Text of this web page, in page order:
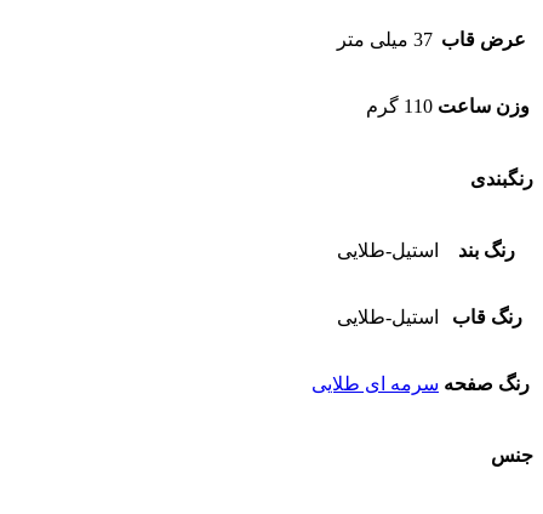
عرض قاب 37 میلی متر
وزن ساعت 110 گرم
رنگبندی
رنگ بند استیل-طلایی
رنگ قاب استیل-طلایی
رنگ صفحه سرمه ای طلایی
جنس